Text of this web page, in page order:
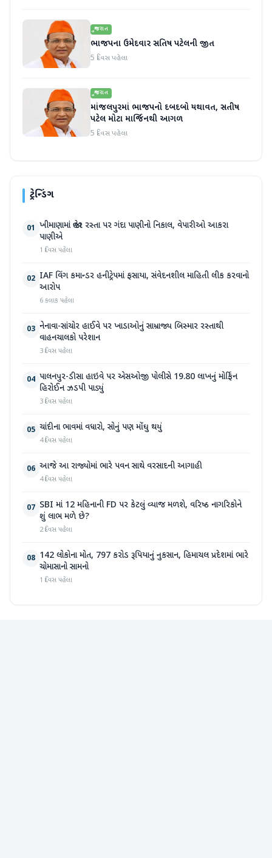
ગુજરાત
ભાજપના ઉમેદવાર સતિષ પટેલની જીત
5 દિવસ પહેલા
ગુજરાત
માંજલપુરમાં ભાજપનો દબદબો યથાવત, સતીષ
પટેલ મોટા માર્જિનથી આગળ
5 દિવસ પહેલા
ટ્રેન્ડિંગ
01 ખીમાણામાં જાહેર રસ્તા પર ગંદા પાણીનો નિકાલ, વેપારીઓ આકરા
પાણીએ
1 દિવસ પહેલા
02 IAF વિંગ કમાન્ડર હનીટ્રેપમાં ફસાયા, સંવેદનશીલ માહિતી લીક કરવાનો
આરોપ
6 કલાક પહેલા
03 નેનાવા-સાંચોર હાઈવે પર ખાડાઓનું સામ્રાજ્ય બિસ્માર રસ્તાથી
વાહનચાલકો પરેશાન
3 દિવસ પહેલા
04 પાલનપુર-ડીસા હાઇવે પર એસઓજી પોલીસે 19.80 લાખનું મોર્ફિન
હિરોઈન ઝડપી પાડ્યું
3 દિવસ પહેલા
05 ચાંદીના ભાવમાં વધારો, સોનું પણ મોંઘુ થયું
4 દિવસ પહેલા
06 આજે આ રાજ્યોમાં ભારે પવન સાથે વરસાદની આગાહી
4 દિવસ પહેલા
07 SBI માં 12 મહિનાની FD પર કેટલું વ્યાજ મળશે, વરિષ્ઠ નાગરિકોને
શું લાભ મળે છે?
2 દિવસ પહેલા
08 142 લોકોના મોત, 797 કરોડ રૂપિયાનું નુકસાન, હિમાચલ પ્રદેશમાં ભારે
ચોમાસાનો સામનો
1 દિવસ પહેલા